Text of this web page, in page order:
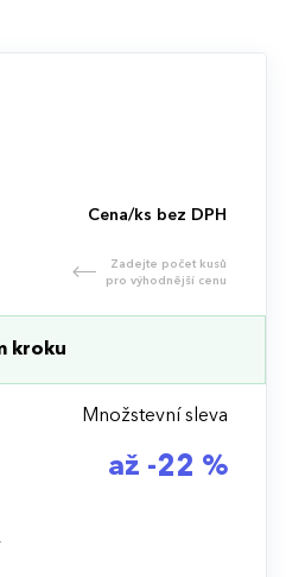
Cena/ks bez DPH
Zadejte počet kusů
pro výhodnější cenu
kroku
Množstevní sleva
až -22 %